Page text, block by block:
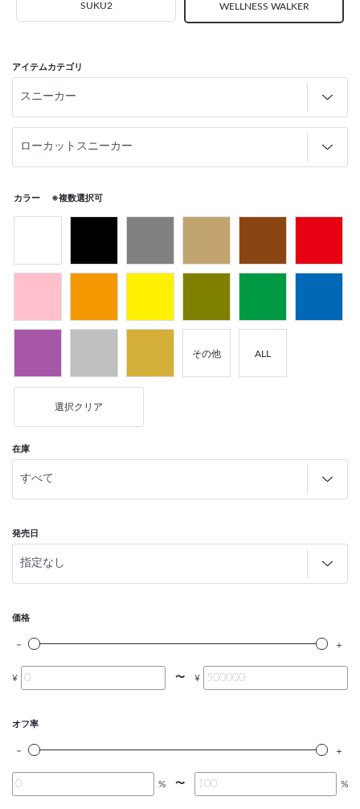
SUKU2 WELLNESS WALKER
アイテムカテゴリ
カラー ※複数選択可
その他 ALL
選択クリア
在庫
発売日
価格
¥ 〜 ¥
オフ率
% 〜 %